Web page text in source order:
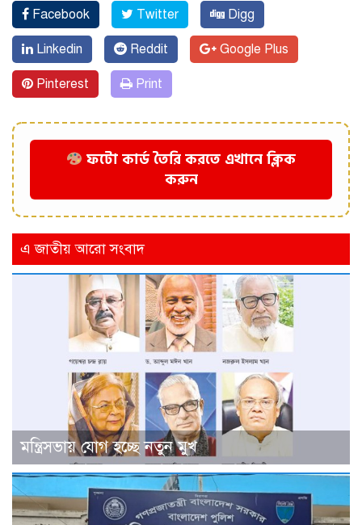
Facebook Twitter Digg
Linkedin Reddit Google Plus
Pinterest Print
ফটো কার্ড তৈরি করতে এখানে ক্লিক
করুন
এ জাতীয় আরো সংবাদ
মন্ত্রিসভায় যোগ হচ্ছে নতুন মুখ